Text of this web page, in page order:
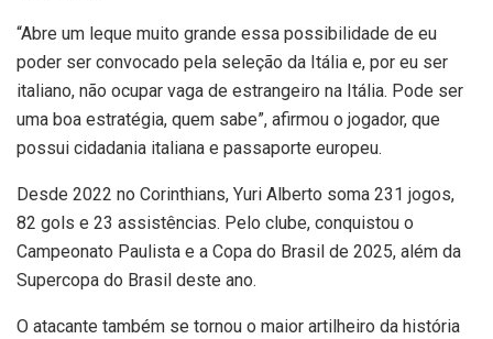
“Abre um leque muito grande essa possibilidade de eu
poder ser convocado pela seleção da Itália e, por eu ser
italiano, não ocupar vaga de estrangeiro na Itália. Pode ser
uma boa estratégia, quem sabe”, afirmou o jogador, que
possui cidadania italiana e passaporte europeu.
Desde 2022 no Corinthians, Yuri Alberto soma 231 jogos,
82 gols e 23 assistências. Pelo clube, conquistou o
Campeonato Paulista e a Copa do Brasil de 2025, além da
Supercopa do Brasil deste ano.
O atacante também se tornou o maior artilheiro da história